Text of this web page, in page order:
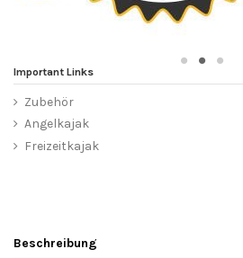
Important Links
Zubehör
Angelkajak
Freizeitkajak
Beschreibung